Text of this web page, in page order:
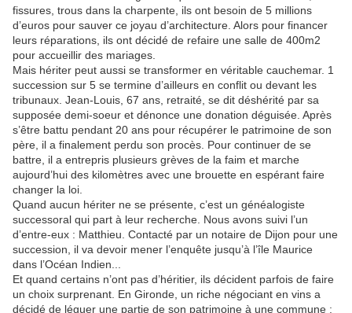
fissures, trous dans la charpente, ils ont besoin de 5 millions
d’euros pour sauver ce joyau d’architecture. Alors pour financer
leurs réparations, ils ont décidé de refaire une salle de 400m2
pour accueillir des mariages.
Mais hériter peut aussi se transformer en véritable cauchemar. 1
succession sur 5 se termine d’ailleurs en conflit ou devant les
tribunaux. Jean-Louis, 67 ans, retraité, se dit déshérité par sa
supposée demi-soeur et dénonce une donation déguisée. Après
s’être battu pendant 20 ans pour récupérer le patrimoine de son
père, il a finalement perdu son procès. Pour continuer de se
battre, il a entrepris plusieurs grèves de la faim et marche
aujourd’hui des kilomètres avec une brouette en espérant faire
changer la loi.
Quand aucun hériter ne se présente, c’est un généalogiste
successoral qui part à leur recherche. Nous avons suivi l’un
d’entre-eux : Matthieu. Contacté par un notaire de Dijon pour une
succession, il va devoir mener l’enquête jusqu’à l’île Maurice
dans l’Océan Indien...
Et quand certains n’ont pas d’héritier, ils décident parfois de faire
un choix surprenant. En Gironde, un riche négociant en vins a
décidé de léguer une partie de son patrimoine à une commune :